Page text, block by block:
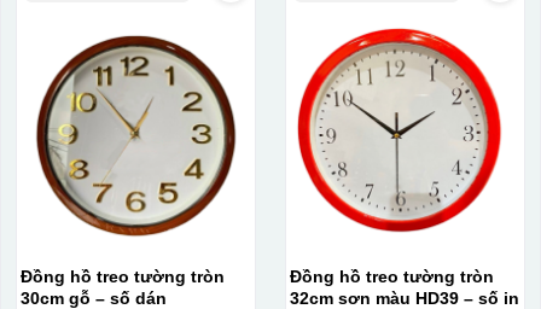
Đồng hồ treo tường tròn
30cm gỗ – số dán
Đồng hồ treo tường tròn
32cm sơn màu HD39 – số in